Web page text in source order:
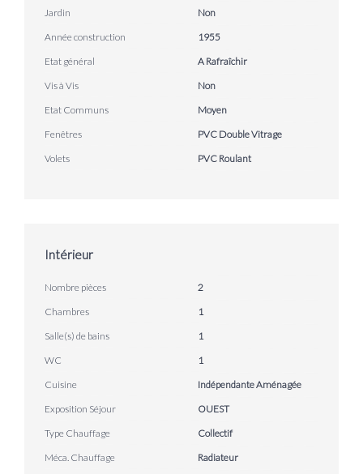
Jardin
Non
Année construction
1955
Etat général
A Rafraîchir
Vis à Vis
Non
Etat Communs
Moyen
Fenêtres
PVC Double Vitrage
Volets
PVC Roulant
Intérieur
Nombre pièces
2
Chambres
1
Salle(s) de bains
1
WC
1
Cuisine
Indépendante Aménagée
Exposition Séjour
OUEST
Type Chauffage
Collectif
Méca. Chauffage
Radiateur